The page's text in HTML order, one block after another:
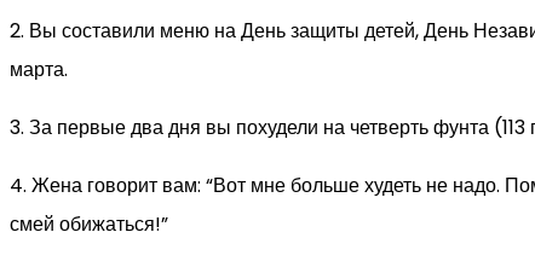
2. Вы составили меню на День защиты детей, День
марта.
3. За первые два дня вы похудели на четверть фунта
4. Жена говорит вам: “Вот мне больше худеть не надо.
смей обижаться!”